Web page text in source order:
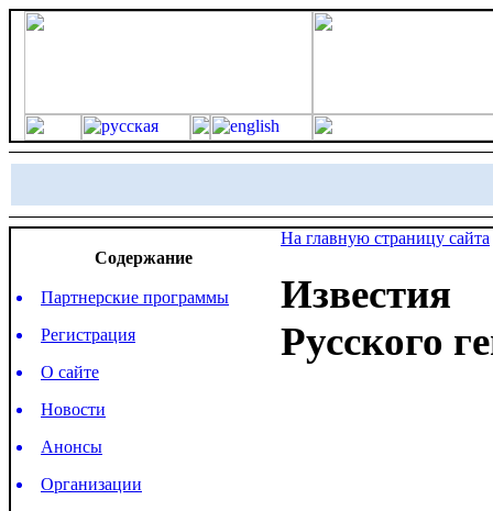
Содержание
Партнерские программы
Регистрация
О сайте
Новости
Анонсы
Организации
На главную страницу сайта
Известия
Русского